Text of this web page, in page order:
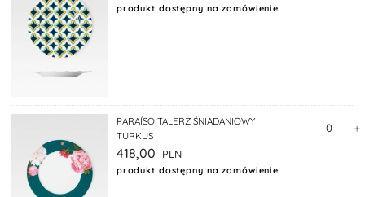
produkt dostępny na zamówienie
PARAÍSO TALERZ ŚNIADANIOWY
TURKUS
418,00
produkt dostępny na zamówienie
- +